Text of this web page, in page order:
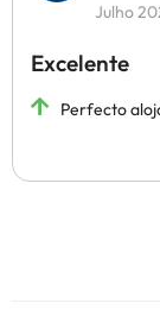
Julho
Excelente
Perfecto